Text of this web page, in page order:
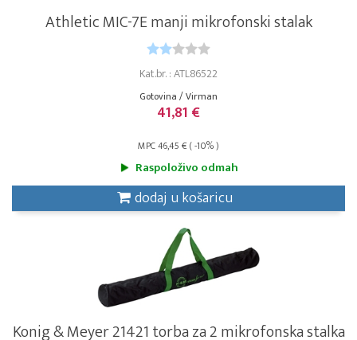
Athletic MIC-7E manji mikrofonski stalak
Kat.br. : ATL86522
Gotovina / Virman
41,81 €
MPC 46,45 € ( -10% )
Raspoloživo odmah
dodaj u košaricu
Konig & Meyer 21421 torba za 2 mikrofonska stalka